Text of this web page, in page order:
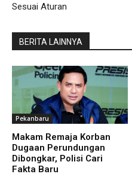
Sesuai Aturan
BERITA LAINNYA
Pekanbaru
Makam Remaja Korban
Dugaan Perundungan
Dibongkar, Polisi Cari
Fakta Baru